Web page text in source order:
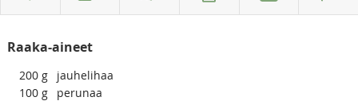
Raaka-aineet
200 g
jauhelihaa
100 g
perunaa